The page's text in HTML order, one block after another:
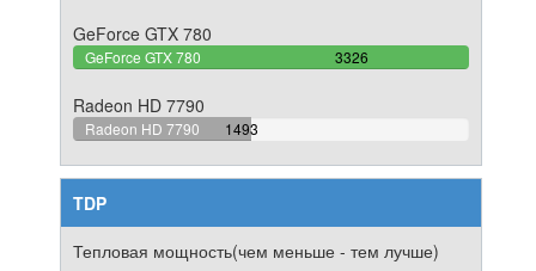
GeForce GTX 780
GeForce GTX 780 3326
100%
Radeon HD 7790
Radeon HD 7790 1493
44.888755261575%
TDP
Тепловая мощность(чем меньше - тем лучше)